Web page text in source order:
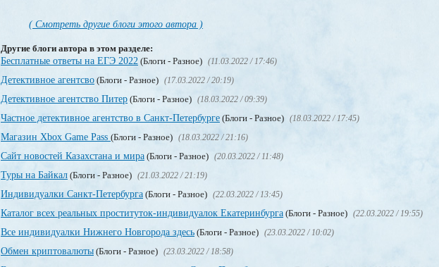
( Смотреть другие блоги этого автора )
Другие блоги автора в этом разделе:
Бесплатные ответы на ЕГЭ 2022 (Блоги - Разное) (11.03.2022 / 17:46)
Детективное агентсво (Блоги - Разное) (17.03.2022 / 20:19)
Детективное агентство Питер (Блоги - Разное) (18.03.2022 / 09:39)
Частное детективное агентство в Санкт-Петербурге (Блоги - Разное) (18.03.2022 / 17:45)
Магазин Xbox Game Pass (Блоги - Разное) (18.03.2022 / 21:16)
Сайт новостей Казахстана и мира (Блоги - Разное) (20.03.2022 / 11:48)
Туры на Байкал (Блоги - Разное) (21.03.2022 / 21:19)
Индивидуалки Санкт-Петербурга (Блоги - Разное) (22.03.2022 / 13:45)
Каталог всех реальных проституток-индивидуалок Екатеринбурга (Блоги - Разное) (22.03.2022 / 19:55)
Все индивидуалки Нижнего Новгорода здесь (Блоги - Разное) (23.03.2022 / 10:02)
Обмен криптовалюты (Блоги - Разное) (23.03.2022 / 18:58)